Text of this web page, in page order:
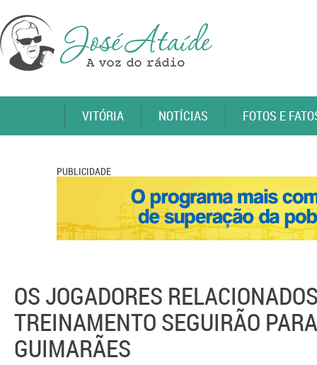
VITÓRIA NOTÍCIAS FOTOS E
PUBLICIDADE
OS JOGADORES
TREINAMENTO SEGUIRÃO
GUIMARÃES